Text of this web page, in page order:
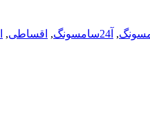
,
, اقساطی,